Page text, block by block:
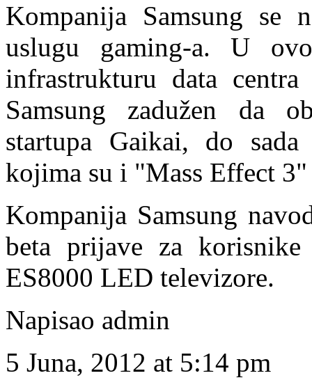
Kompanija Samsung se
uslugu gaming-a. U
infrastrukturu data
Samsung zadužen da
startupa Gaikai, do
kojima su i "Mass Effect
Kompanija Samsung
beta prijave za
ES8000 LED televizore.
Napisao admin
5 Juna, 2012 at 5:14 pm